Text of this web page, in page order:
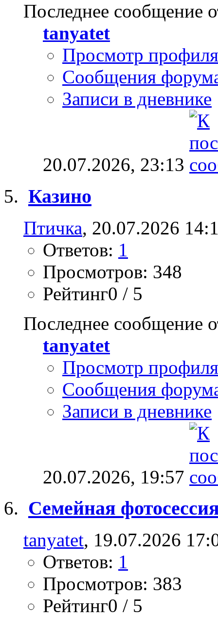
Последнее сообщение
tanyatet
Просмотр профиля
Сообщения
Записи в дневнике
20.07.2026, 23:13
Казино
Птичка, 20.07.2026
Ответов: 1
Просмотров: 348
Рейтинг0 / 5
Последнее сообщение
tanyatet
Просмотр профиля
Сообщения
Записи в дневнике
20.07.2026, 19:57
Семейная
tanyatet, 19.07.2026
Ответов: 1
Просмотров: 383
Рейтинг0 / 5